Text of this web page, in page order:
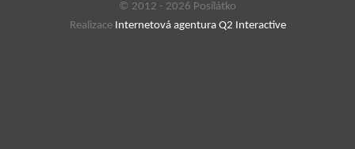
© 2012 - 2026 Posílátko
Realizace Internetová agentura Q2 Interactive